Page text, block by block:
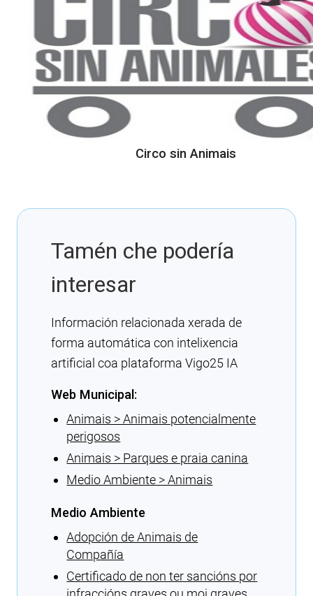
Circo sin Animais
Tamén che podería
interesar
Información relacionada xerada de
forma automática con intelixencia
artificial coa plataforma Vigo25 IA
Web Municipal:
Animais > Animais potencialmente
perigosos
Animais > Parques e praia canina
Medio Ambiente > Animais
Medio Ambiente
Adopción de Animais de
Compañía
Certificado de non ter sancións por